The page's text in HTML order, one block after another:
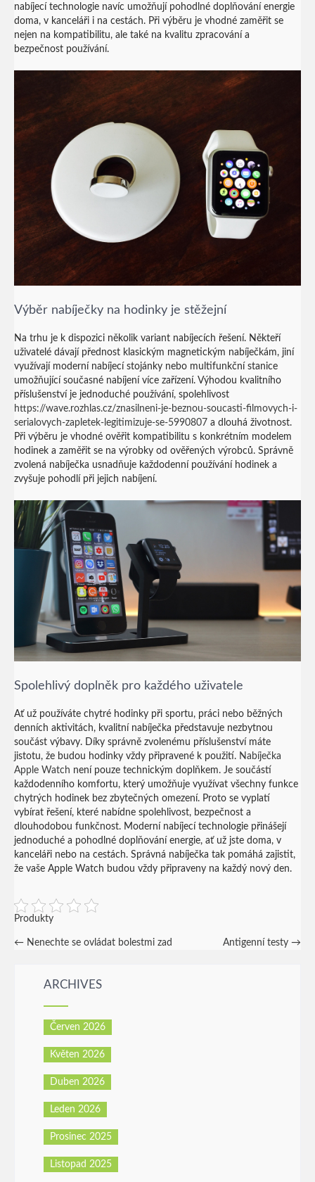
nabíjecí technologie navíc umožňují pohodlné doplňování energie
doma, v kanceláři i na cestách. Při výběru je vhodné zaměřit se
nejen na kompatibilitu, ale také na kvalitu zpracování a
bezpečnost používání.
Výběr nabíječky na hodinky je stěžejní
Na trhu je k dispozici několik variant nabíjecích řešení. Někteří
uživatelé dávají přednost klasickým magnetickým nabíječkám, jiní
využívají moderní nabíjecí stojánky nebo multifunkční stanice
umožňující současné nabíjení více zařízení. Výhodou kvalitního
příslušenství je jednoduché používání, spolehlivost
https://wave.rozhlas.cz/znasilneni-je-beznou-soucasti-filmovych-i-
serialovych-zapletek-legitimizuje-se-5990807 a dlouhá životnost.
Při výběru je vhodné ověřit kompatibilitu s konkrétním modelem
hodinek a zaměřit se na výrobky od ověřených výrobců. Správně
zvolená nabíječka usnadňuje každodenní používání hodinek a
zvyšuje pohodlí při jejich nabíjení.
Spolehlivý doplněk pro každého uživatele
Ať už používáte chytré hodinky při sportu, práci nebo běžných
denních aktivitách, kvalitní nabíječka představuje nezbytnou
součást výbavy. Díky správně zvolenému příslušenství máte
jistotu, že budou hodinky vždy připravené k použití. Nabíječka
Apple Watch není pouze technickým doplňkem. Je součástí
každodenního komfortu, který umožňuje využívat všechny funkce
chytrých hodinek bez zbytečných omezení. Proto se vyplatí
vybírat řešení, které nabídne spolehlivost, bezpečnost a
dlouhodobou funkčnost. Moderní nabíjecí technologie přinášejí
jednoduché a pohodlné doplňování energie, ať už jste doma, v
kanceláři nebo na cestách. Správná nabíječka tak pomáhá zajistit,
že vaše Apple Watch budou vždy připraveny na každý nový den.
Produkty
Post
← Nenechte se ovládat bolestmi zad Antigenní testy →
ARCHIVES
Červen 2026
Květen 2026
Duben 2026
Leden 2026
Prosinec 2025
Listopad 2025